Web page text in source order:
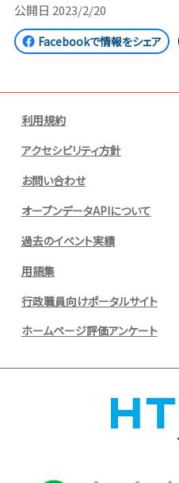
公開日 2023/2/20
Facebookで情報をシェア
利用規約
アクセシビリティ方針
お問い合わせ
オープンデータAPIについて
過去のイベント実績
用語集
行政職員向けポータルサイト
ホームページ評価アンケート